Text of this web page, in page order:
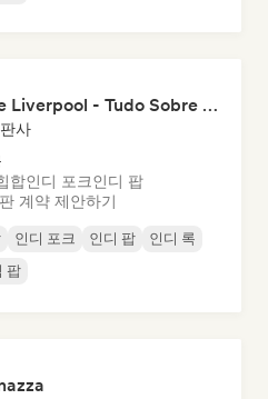
Os Garotos de Liverpool - Tudo Sobre Música
사
합인디 포크인디 팝
계약 제안하기
인디 포크 인디 팝
인디 록
팝